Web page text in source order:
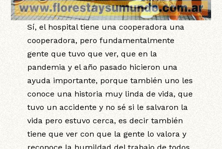
Sí, el hospital tiene una cooperadora una
cooperadora, pero fundamentalmente
gente que tuvo que ver, que en la
pandemia y el año pasado hicieron una
ayuda importante, porque también uno les
conoce una historia muy linda de vida, que
tuvo un accidente y no sé si le salvaron la
vida pero estuvo cerca, es decir también
tiene que ver con que la gente lo valora y
reconoce la humildad del trabajo de todos